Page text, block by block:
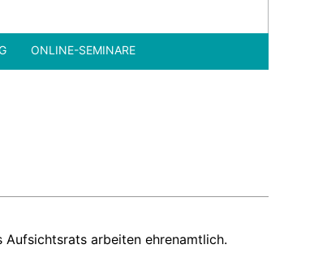
ONLINE-SEMINARE
Aufsichtsrats arbeiten ehrenamtlich.